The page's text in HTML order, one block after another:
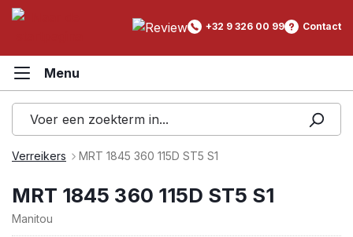
+32 9 326 00 99 Contact
Verreikers MRT 1845 360 115D ST5 S1
MRT 1845 360 115D ST5 S1
Manitou